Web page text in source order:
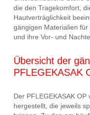
die den Tragekomfort,
Hautverträglichkeit
gängigen Materialien für
und ihre Vor- und
Übersicht der
PFLEGEKASAK
Der PFLEGEKASAK
hergestellt, die jeweils